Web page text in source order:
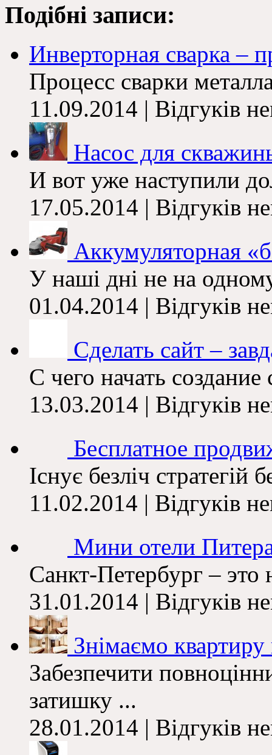
Подібні записи:
Инверторная сварка –
Процесс сварки
11.09.2014 | Відгуків
Насос для
И вот уже наступили
17.05.2014 | Відгуків
Аккумуляторная
У наші дні не на
01.04.2014 | Відгуків
Сделать сайт –
С чего начать
13.03.2014 | Відгуків
Бесплатное
Існує безліч стратегій
11.02.2014 | Відгуків
Мини отели
Санкт-Петербург –
31.01.2014 | Відгуків
Знімаємо
Забезпечити
затишку ...
28.01.2014 | Відгуків